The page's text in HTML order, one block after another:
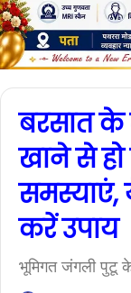
बरसात
खाने से हो
समस्याएं,
करें उपाय
भूमिगत जंगली पुटू